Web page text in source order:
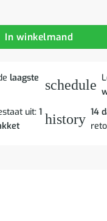
cm bewerkt
In winkelmand
laagste
schedule
uit: 1 history 14